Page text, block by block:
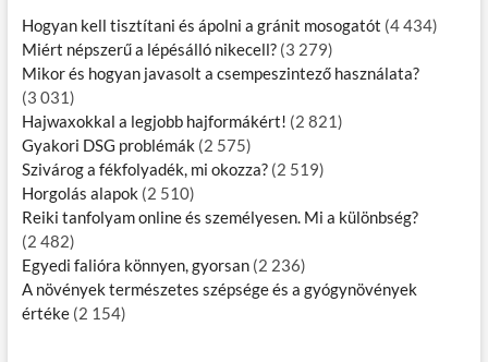
Hogyan kell tisztítani és ápolni a gránit mosogatót (4 434)
Miért népszerű a lépésálló nikecell? (3 279)
Mikor és hogyan javasolt a csempeszintező használata?
(3 031)
Hajwaxokkal a legjobb hajformákért! (2 821)
Gyakori DSG problémák (2 575)
Szivárog a fékfolyadék, mi okozza? (2 519)
Horgolás alapok (2 510)
Reiki tanfolyam online és személyesen. Mi a különbség?
(2 482)
Egyedi falióra könnyen, gyorsan (2 236)
A növények természetes szépsége és a gyógynövények
értéke (2 154)